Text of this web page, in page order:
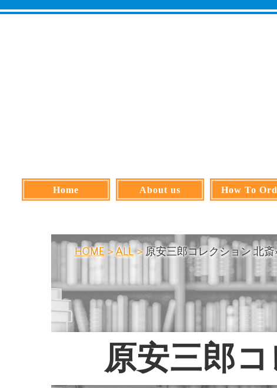
Home About us How To
HOME ALL 原安三郎コレクション 北斎
原安三郎